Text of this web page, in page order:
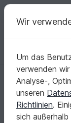
Deine
Startseite Häkeln
Häkelanleitung -
für Babys in
Wir
Um das
verwenden
Analyse-,
unseren
Richtlinien.
sich